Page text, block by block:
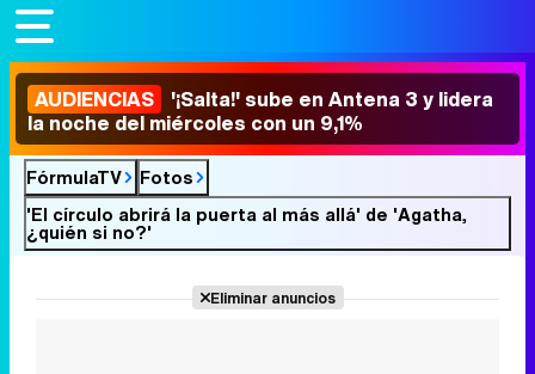
AUDIENCIAS '¡Salta!' sube en Antena 3 y lidera
la noche del miércoles con un 9,1%
FórmulaTV
Fotos
'El círculo abrirá la puerta al más allá' de 'Agatha,
¿quién si no?'
Eliminar anuncios